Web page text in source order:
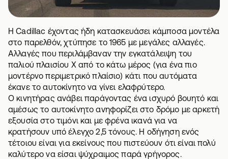
Η Cadillac έχοντας ήδη κατασκευάσει κάμποσα μοντέλα
στο παρελθόν, χτύπησε το 1965 με μεγάλες αλλαγές.
Αλλαγές που περιλάμβαναν την εγκατάλειψη του
παλιού πλαισίου X από το κάτω μέρος (για ένα πιο
μοντέρνο περιμετρικό πλαίσιο) κάτι που αυτόματα
έκανε το αυτοκίνητο να γίνει ελαφρύτερο.
Ο κινητήρας ανάβει παράγοντας ένα ισχυρό βουητό και
αμέσως το αυτοκίνητο ανηφορίζει στο δρόμο με αρκετή
εξουσία στο τιμόνι και με φρένα ικανά για να
κρατήσουν υπό έλεγχο 2,5 τόνους. Η οδήγηση ενός
τέτοιου είναι για εκείνους που πιστεύουν ότι είναι πολύ
καλύτερο να είσαι ψύχραιμος παρά γρήγορος.